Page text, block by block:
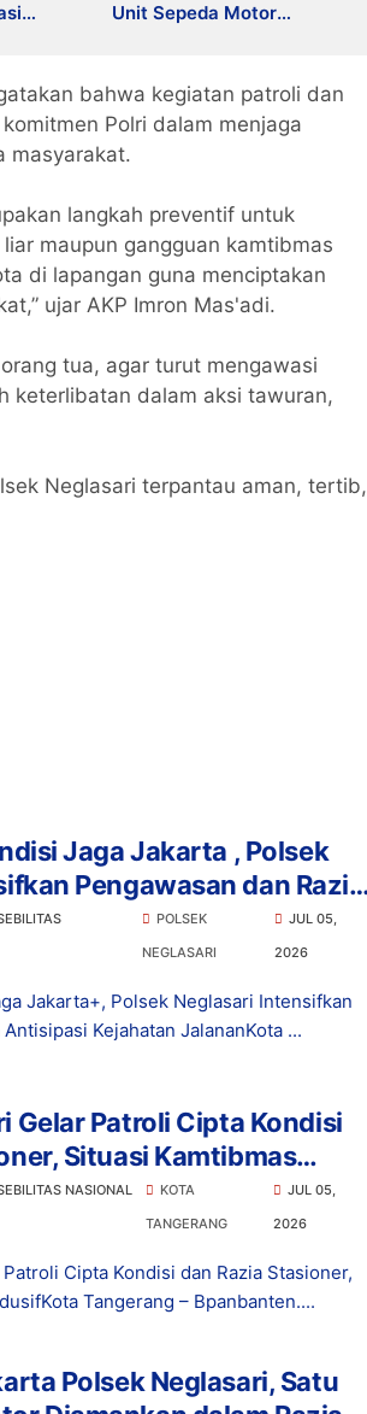
Unit Sepeda Motor
bahwa kegiatan patroli dan
Polri dalam menjaga
masyarakat.
langkah preventif untuk
maupun gangguan kamtibmas
di lapangan guna menciptakan
ujar AKP Imron Mas'adi.
tua, agar turut mengawasi
keterlibatan dalam aksi tawuran,
Neglasari terpantau aman, tertib,
Jaga Jakarta , Polsek
Pengawasan dan Razia
JalananPOLSEK
NEGLASARI
JUL 05,
2026
Jakarta+, Polsek Neglasari Intensifkan
Kejahatan JalananKota ...
Gelar Patroli Cipta Kondisi
Situasi Kamtibmas
NASIONAL
KOTA
TANGERANG
JUL 05,
2026
Cipta Kondisi dan Razia Stasioner,
Tangerang – Bpanbanten....
Polsek Neglasari, Satu